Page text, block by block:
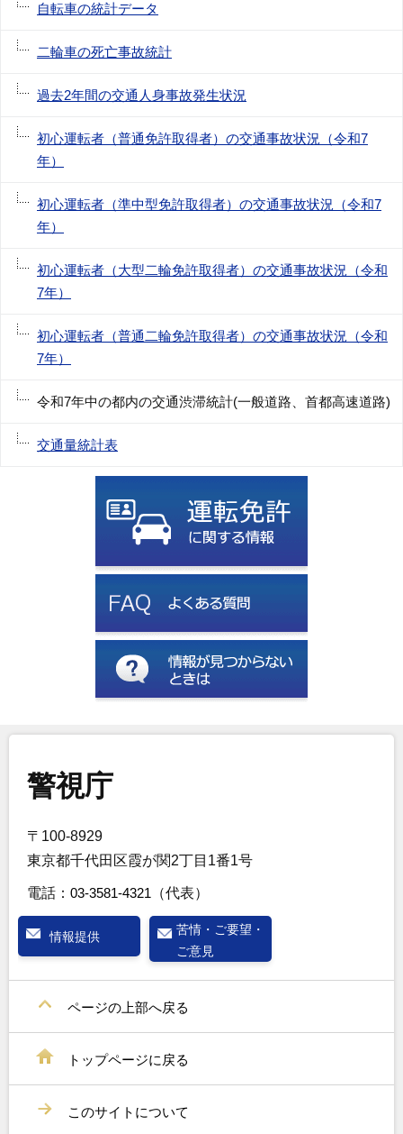
自転車の統計データ
二輪車の死亡事故統計
過去2年間の交通人身事故発生状況
初心運転者（普通免許取得者）の交通事故状況（令和7
年）
初心運転者（準中型免許取得者）の交通事故状況（令和7
年）
初心運転者（大型二輪免許取得者）の交通事故状況（令和
7年）
初心運転者（普通二輪免許取得者）の交通事故状況（令和
7年）
令和7年中の都内の交通渋滞統計(一般道路、首都高速道路)
交通量統計表
警視庁
〒100-8929
東京都千代田区霞が関2丁目1番1号
電話： 03-3581-4321 （代表）
情報提供
苦情・ご要望・
ご意見
ページの上部へ戻る
トップページに戻る
このサイトについて